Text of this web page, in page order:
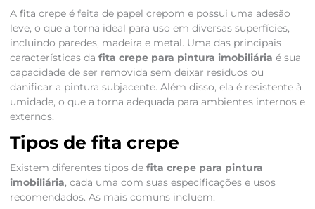
A fita crepe é feita de papel crepom e possui uma adesão
leve, o que a torna ideal para uso em diversas superfícies,
incluindo paredes, madeira e metal. Uma das principais
características da fita crepe para pintura imobiliária é sua
capacidade de ser removida sem deixar resíduos ou
danificar a pintura subjacente. Além disso, ela é resistente à
umidade, o que a torna adequada para ambientes internos e
externos.
Tipos de fita crepe
Existem diferentes tipos de fita crepe para pintura
imobiliária, cada uma com suas especificações e usos
recomendados. As mais comuns incluem: